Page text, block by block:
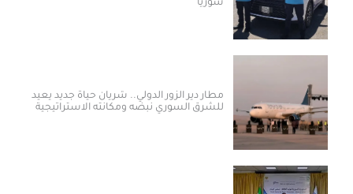
سوريا
مطار دير الزور الدولي.. شريان حياة جديد يعيد
للشرق السوري نبضه ومكانته الاستراتيجية